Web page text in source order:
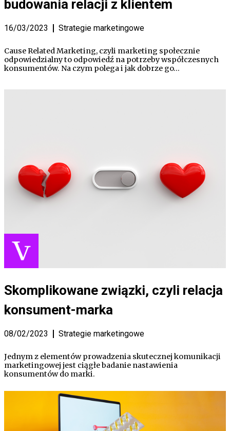
budowania relacji z klientem
16/03/2023 Strategie marketingowe
Cause Related Marketing, czyli marketing społecznie
odpowiedzialny to odpowiedź na potrzeby współczesnych
konsumentów. Na czym polega i jak dobrze go…
Skomplikowane związki, czyli relacja
konsument-marka
08/02/2023 Strategie marketingowe
Jednym z elementów prowadzenia skutecznej komunikacji
marketingowej jest ciągłe badanie nastawienia
konsumentów do marki.